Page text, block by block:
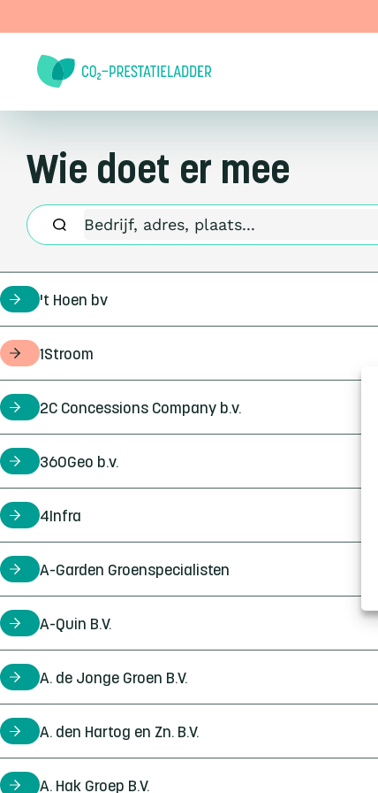
Wie doet er mee
certificaathouder
't Hoen bv
opdrachtgever
1Stroom
certificaathouder
2C Concessions Company b.v.
certificaathouder
360Geo b.v.
certificaathouder
4Infra
certificaathouder
A-Garden Groenspecialisten
certificaathouder
A-Quin B.V.
certificaathouder
A. de Jonge Groen B.V.
certificaathouder
A. den Hartog en Zn. B.V.
certificaathouder
A. Hak Groep B.V.